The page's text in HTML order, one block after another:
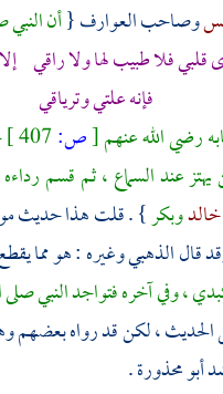
وصاحب العوارف {أن
فلا طبيب لها ولا راقي
فإنه علتي وترياقي
رضي الله عنهم[ص:
عند السماع ، ثم قسم
خالدوبكر} . قلت هذا حديث
قالالذهبيوغيره : هو مما
، وفي آخره فتواجد النبي
، لكن قد رواه بعضهم
أبو محذورة.